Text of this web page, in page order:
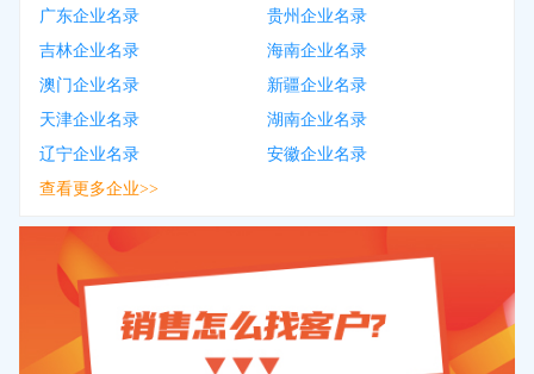
广东企业名录
贵州企业名录
吉林企业名录
海南企业名录
澳门企业名录
新疆企业名录
天津企业名录
湖南企业名录
辽宁企业名录
安徽企业名录
查看更多企业>>